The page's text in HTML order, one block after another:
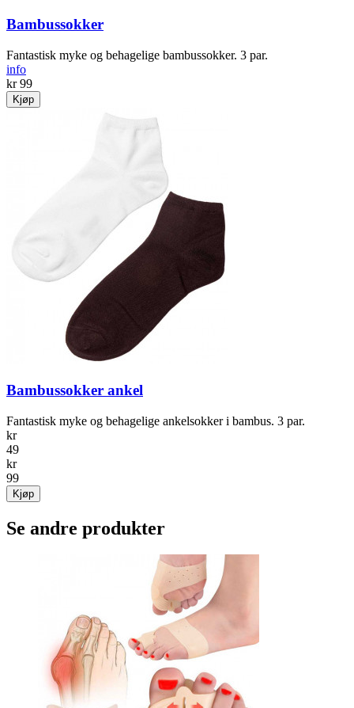
Bambussokker
Fantastisk myke og behagelige bambussokker. 3 par.
info
kr 99
Kjøp
Bambussokker ankel
Fantastisk myke og behagelige ankelsokker i bambus. 3 par.
kr
49
kr
99
Kjøp
Se andre produkter